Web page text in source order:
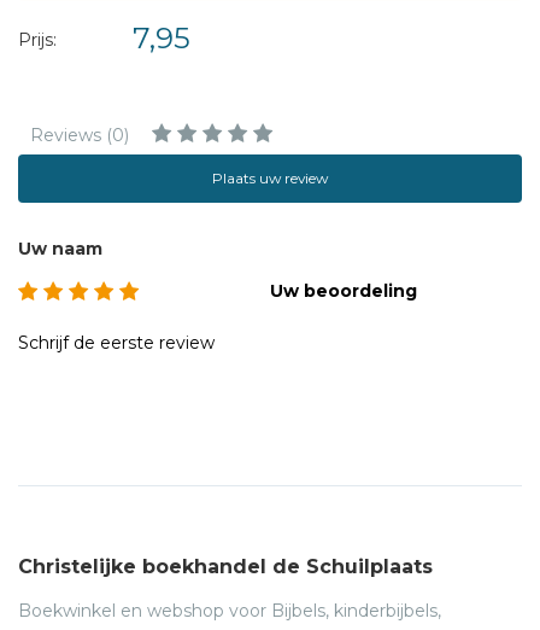
Prijs: 7,95
Reviews (0)
Plaats uw review
Uw naam
Uw beoordeling
Schrijf de eerste review
Christelijke boekhandel de Schuilplaats
Boekwinkel en webshop voor Bijbels, kinderbijbels,